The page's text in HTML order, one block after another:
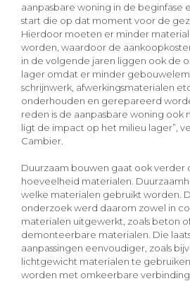
aanpasbare woning in de beginfase
start die op dat moment voor de
Hierdoor moeten er minder
worden, waardoor de
in de volgende jaren liggen ook de
lager omdat er minder
schrijnwerk, afwerkingsmaterialen
onderhouden en gerepareerd
reden is de aanpasbare woning
ligt de impact op het milieu lager”,
Cambier.
Duurzaam bouwen gaat ook verder
hoeveelheid materialen.
welke materialen gebruikt worden.
onderzoek werd daarom zowel in
materialen uitgewerkt, zoals beton
demonteerbare materialen. Die
aanpassingen eenvoudiger, zoals
lichtgewicht materialen te
worden met omkeerbare